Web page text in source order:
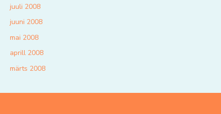
juuli 2008
juuni 2008
mai 2008
aprill 2008
märts 2008